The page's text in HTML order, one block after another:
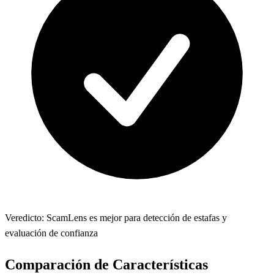
Veredicto: ScamLens es mejor para detección de estafas y
evaluación de confianza
Comparación de Características